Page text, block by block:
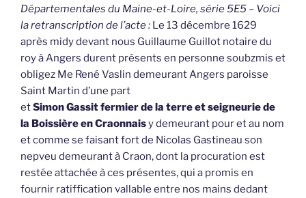
Départementales du Maine-et-Loire, série 5E5 – Voici
la retranscription de l’acte : Le 13 décembre 1629
après midy devant nous Guillaume Guillot notaire du
roy à Angers durent présents en personne soubzmis et
obligez Me René Vaslin demeurant Angers paroisse
Saint Martin d’une part
etSimon Gassit fermier de la terre et seigneurie de
la Boissière en Craonnaisy demeurant pour et au nom
et comme se faisant fort de Nicolas Gastineau son
nepveu demeurant à Craon, dont la procuration est
restée attachée à ces présentes, qui a promis en
fournir ratiffication vallable entre nos mains dedant